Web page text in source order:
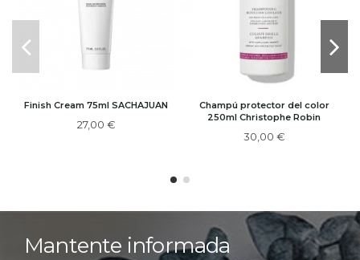
Finish Cream 75ml SACHAJUAN
27,00 €
Champú protector del color
250ml Christophe Robin
30,00 €
Mantente informada